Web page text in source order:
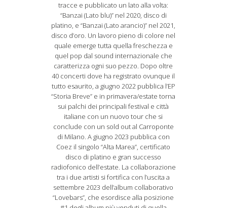
tracce e pubblicato un lato alla volta:
“Banzai (Lato blu)” nel 2020, disco di
platino, e “Banzai (Lato arancio)” nel 2021,
disco d’oro. Un lavoro pieno di colore nel
quale emerge tutta quella freschezza e
quel pop dal sound internazionale che
caratterizza ogni suo pezzo. Dopo oltre
40 concerti dove ha registrato ovunque il
tutto esaurito, a giugno 2022 pubblica l’EP
“Storia Breve” e in primavera/estate torna
sui palchi dei principali festival e città
italiane con un nuovo tour che si
conclude con un sold out al Carroponte
di Milano. A giugno 2023 pubblica con
Coez il singolo “Alta Marea”, certificato
disco di platino e gran successo
radiofonico dell’estate. La collaborazione
tra i due artisti si fortifica con l’uscita a
settembre 2023 dell’album collaborativo
“Lovebars”, che esordisce alla posizione